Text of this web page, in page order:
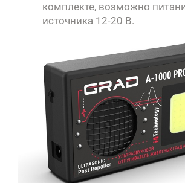
комплекте, возможно
источника 12-20 В.